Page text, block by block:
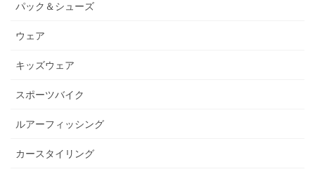
パック＆シューズ
ウェア
キッズウェア
スポーツバイク
ルアーフィッシング
カースタイリング